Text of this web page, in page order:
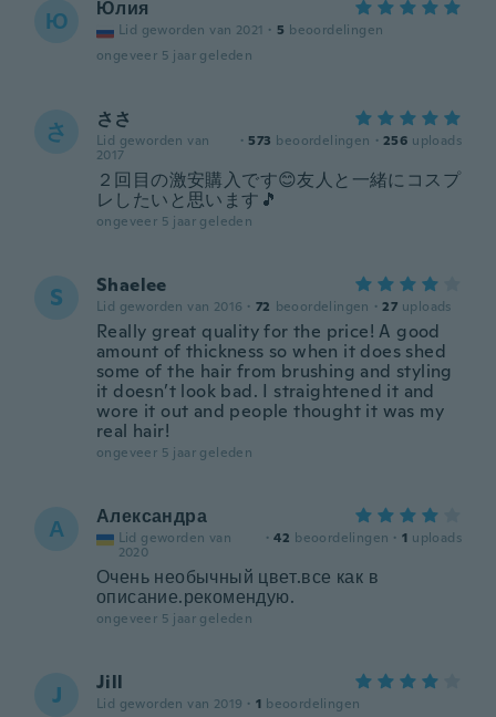
Ю Юлия
Lid geworden van 2021 · 5 beoordelingen
ongeveer 5 jaar geleden
さ ささ
Lid geworden van
2017
· 573 beoordelingen · 256 uploads
２回目の激安購入です😊友人と一緒にコスプ
レしたいと思います🎵
ongeveer 5 jaar geleden
S Shaelee
Lid geworden van 2016 · 72 beoordelingen · 27 uploads
Really great quality for the price! A good
amount of thickness so when it does shed
some of the hair from brushing and styling
it doesn’t look bad. I straightened it and
wore it out and people thought it was my
real hair!
ongeveer 5 jaar geleden
А Александра
Lid geworden van
2020
· 42 beoordelingen · 1 uploads
Очень необычный цвет.все как в
описание.рекомендую.
ongeveer 5 jaar geleden
J Jill
Lid geworden van 2019 · 1 beoordelingen